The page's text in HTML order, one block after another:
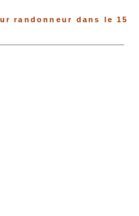
randonneur dans le 15